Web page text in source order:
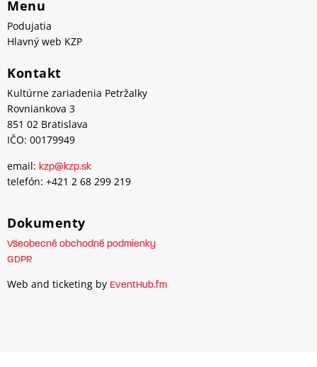
Menu
Podujatia
Hlavný web KZP
Kontakt
Kultúrne zariadenia Petržalky
Rovniankova 3
851 02 Bratislava
IČO: 00179949
email: kzp@kzp.sk
telefón: +421 2 68 299 219
Dokumenty
Všeobecné obchodné podmienky
GDPR
Web and ticketing by EventHub.fm